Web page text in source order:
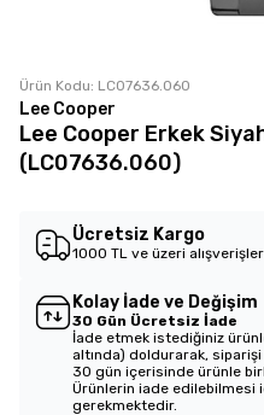
Ürün Kodu: LC07636.060
Lee Cooper
Lee Cooper Erkek
(LC07636.060)
Ücretsiz Kargo
1000 TL ve üzeri
Kolay İade ve Değişim
30 Gün Ücretsiz İade
İade etmek istediğiniz
altında) doldurarak,
30 gün içerisinde ürünle
Ürünlerin iade edilebilmesi
gerekmektedir.